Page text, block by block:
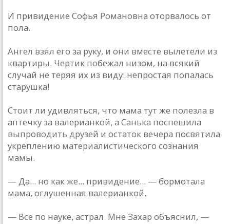
И привидение Софья Романовна оторвалось от
пола.
Ангел взял его за руку, и они вместе вылетели из
квартиры. Чертик побежал низом, на всякий
случай не теряя их из виду: непростая попалась
старушка!
Стоит ли удивляться, что мама тут же полезла в
аптечку за валерианкой, а Санька поспешила
выпроводить друзей и остаток вечера посвятила
укреплению материалистического сознания
мамы.
— Да... но как же... привидение... — бормотала
мама, оглушенная валерианкой.
— Все по науке, астрал. Мне Захар объяснил, —